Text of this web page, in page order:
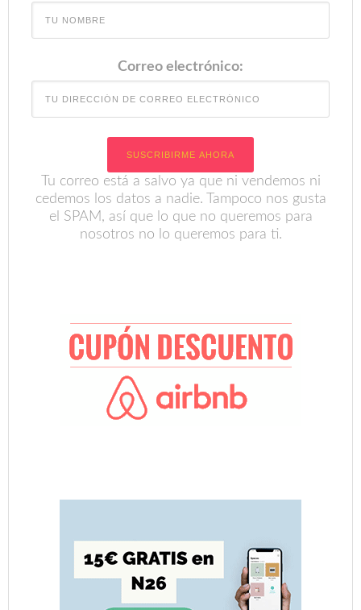
Correo electrónico:
Tu correo está a salvo ya que ni vendemos ni
cedemos los datos a nadie. Tampoco nos gusta
el SPAM, así que lo que no queremos para
nosotros no lo queremos para ti.